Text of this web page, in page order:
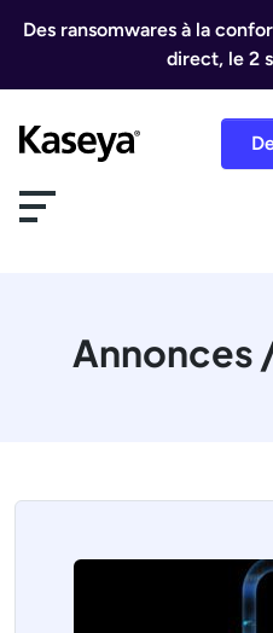
Des ransomwares à la
direct, le 2
Annonces